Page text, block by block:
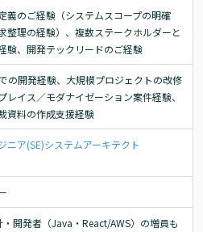
義のご経験（システムスコープの明確
整理の経験）、複数ステークホルダーと
験、開発テックリードのご経験
の開発経験、大規模プロジェクトの改修
レイス／モダナイゼーション案件経験、
資料の作成支援経験
ニア(SE)システムアーキテクト
開発者（Java・React/AWS）の増員も